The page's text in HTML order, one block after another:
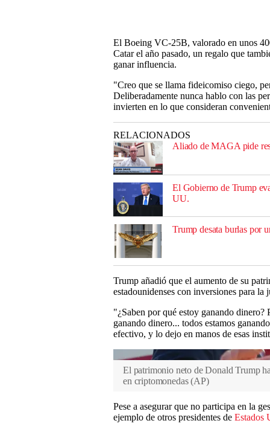
El Boeing VC-25B, valorado en unos
Catar el año pasado, un regalo que
ganar influencia.
"Creo que se llama fideicomiso ciego,
Deliberadamente nunca hablo con las
invierten en lo que consideran
RELACIONADOS
Aliado de MAGA pide
El Gobierno de Trump
UU.
Trump desata burlas por
Trump añadió que el aumento de su
estadounidenses con inversiones para la
"¿Saben por qué estoy ganando dinero?
ganando dinero... todos estamos
efectivo, y lo dejo en manos de esas
El patrimonio neto de Donald Trump
en criptomonedas (AP)
Pese a asegurar que no participa en la
ejemplo de otros presidentes de Estados